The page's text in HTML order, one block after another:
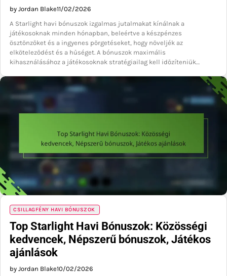
by Jordan Blake11/02/2026
A Starlight havi bónuszok izgalmas jutalmakat kínálnak a
játékosoknak minden hónapban, beleértve a készpénzes
ösztönzőket és a ingyenes pörgetéseket, hogy növeljék az
elköteleződést és a hűséget. A bónuszok maximális
kihasználásához a játékosoknak stratégiailag kell időzíteniük…
CSILLAGFÉNY HAVI BÓNUSZOK
Top Starlight Havi Bónuszok: Közösségi
kedvencek, Népszerű bónuszok, Játékos
ajánlások
by Jordan Blake10/02/2026